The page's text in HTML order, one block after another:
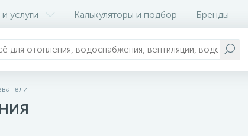
услуги Калькуляторы и подбор Бренды